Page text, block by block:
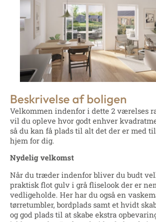
Beskrivelse af boligen
Velkommen indenfor i dette 2 værelses
vil du opleve hvor godt enhver
så du kan få plads til alt det der er med
hjem for dig.
Nydelig velkomst
Når du træder indenfor bliver du budt
praktisk flot gulv i grå fliselook der er
vedligeholde. Her har du også en
tørretumbler, bordplads samt et hvidt
og god plads til at skabe ekstra